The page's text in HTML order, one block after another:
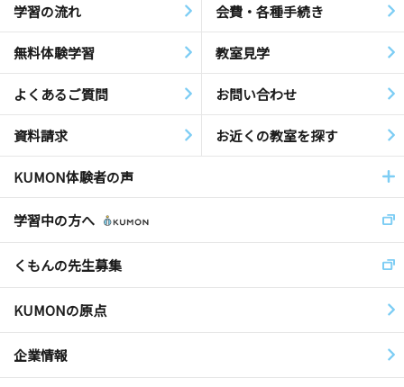
学習の流れ 会費・各種手続き
無料体験学習 教室見学
よくあるご質問 お問い合わせ
資料請求 お近くの教室を探す
KUMON体験者の声
学習中の方へ
くもんの先生募集
KUMONの原点
企業情報